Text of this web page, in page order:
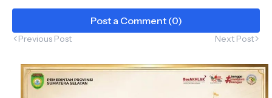
Post a Comment (0)
Previous Post Next Post